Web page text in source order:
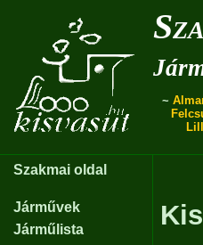
~
Szakmai oldal
Járművek
Járműlista